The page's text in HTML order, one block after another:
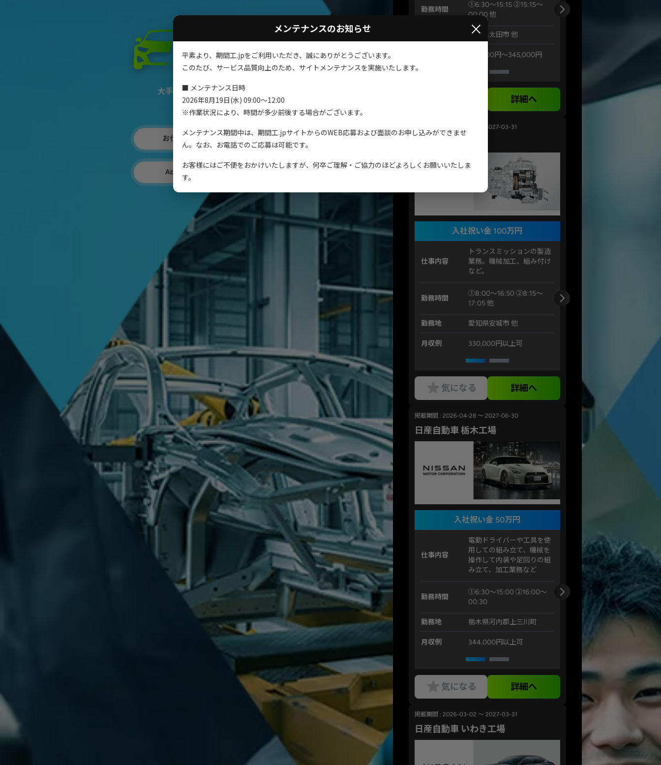
大手メーカーの期間工・期間従業員専門の
求人サイト
お仕事紹介 コンテンツ紹介
About US
勤務時間
①6:30～15:15 ②15:15～
00:00 他
群馬県太田市 他
31,8000円〜345,000円
詳細へ
掲載期間 : 2026-07-08 ～ 2027-03-31
入社祝い金 100万円
仕事内容
トランスミッションの製造
業務。機械加工、組み付け
など。
勤務時間
①8:00～16:50 ②8:15～
17:05 他
勤務地 愛知県安城市 他
月収例 330,000円以上可
気になる 詳細へ
掲載期間 : 2026-04-28 ～ 2027-06-30
日産自動車 栃木工場
入社祝い金 50万円
仕事内容
電動ドライバーや工具を使
用しての組み立て、機械を
操作して内装や足回りの組
み立て、加工業務など
勤務時間
①6:30～15:00 ②16:00～
00:30
勤務地 栃木県河内郡上三川町
月収例 344,000円以上可
気になる 詳細へ
掲載期間 : 2026-03-02 ～ 2027-03-31
日産自動車 いわき工場
メンテナンスのお知らせ ×
平素より、期間工.jpをご利用いただき、誠にありがとうございます。
このたび、サービス品質向上のため、サイトメンテナンスを実施いたします。
■ メンテナンス日時
2026年8月19日(水) 09:00～12:00
※作業状況により、時間が多少前後する場合がございます。
メンテナンス期間中は、期間工.jpサイトからのWEB応募および面談のお申し込みができませ
ん。なお、お電話でのご応募は可能です。
お客様にはご不便をおかけいたしますが、何卒ご理解・ご協力のほどよろしくお願いいたしま
す。